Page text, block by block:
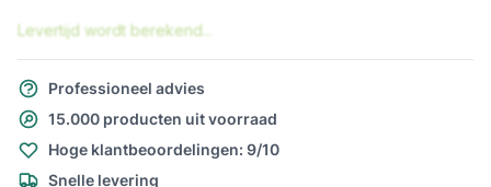
Levertijd wordt berekend...
Professioneel advies
15.000 producten uit voorraad
Hoge klantbeoordelingen: 9/10
Snelle levering